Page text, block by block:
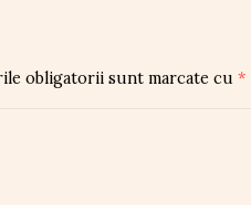
obligatorii sunt marcate cu *